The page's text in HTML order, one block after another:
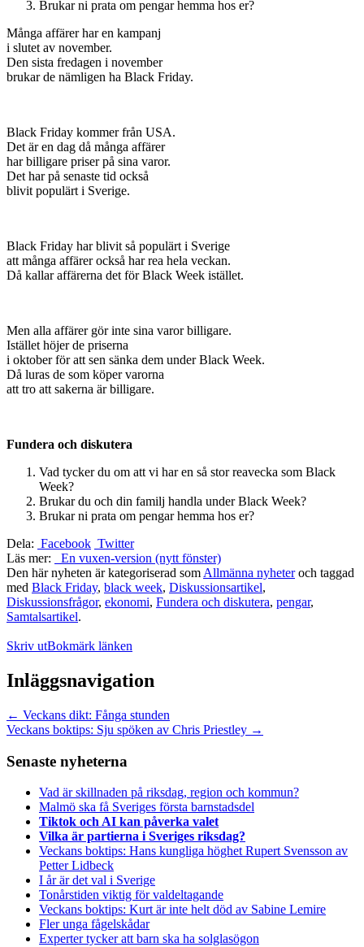
Brukar ni prata om pengar hemma hos er?
Många affärer har en kampanj
i slutet av november.
Den sista fredagen i november
brukar de nämligen ha Black Friday.
Black Friday kommer från USA.
Det är en dag då många affärer
har billigare priser på sina varor.
Det har på senaste tid också
blivit populärt i Sverige.
Black Friday har blivit så populärt i Sverige
att många affärer också har rea hela veckan.
Då kallar affärerna det för Black Week istället.
Men alla affärer gör inte sina varor billigare.
Istället höjer de priserna
i oktober för att sen sänka dem under Black Week.
Då luras de som köper varorna
att tro att sakerna är billigare.
Fundera och diskutera
Vad tycker du om att vi har en så stor reavecka som Black
Week?
Brukar du och din familj handla under Black Week?
Brukar ni prata om pengar hemma hos er?
Dela: Facebook Twitter
Läs mer:
En vuxen-version (nytt fönster)
Den här nyheten är kategoriserad som Allmänna nyheteroch taggad
med Black Friday, black week, Diskussionsartikel,
Diskussionsfrågor, ekonomi, Fundera och diskutera, pengar,
Samtalsartikel.
Skriv utBokmärk länken
Inläggsnavigation
← Veckans dikt: Fånga stunden
Veckans boktips: Sju spöken av Chris Priestley →
Senaste nyheterna
Vad är skillnaden på riksdag, region och kommun?
Malmö ska få Sveriges första barnstadsdel
Tiktok och AI kan påverka valet
Vilka är partierna i Sveriges riksdag?
Veckans boktips: Hans kungliga höghet Rupert Svensson av
Petter Lidbeck
I år är det val i Sverige
Tonårstiden viktig för valdeltagande
Veckans boktips: Kurt är inte helt död av Sabine Lemire
Fler unga fågelskådar
Experter tycker att barn ska ha solglasögon